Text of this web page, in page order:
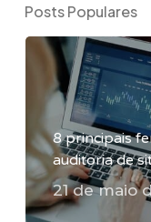
Posts Populares
8 principais
auditoria de
21 de maio